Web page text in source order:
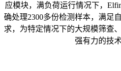
应模块，满负荷运行情况下，
确处理2300多份检测样本，满足
求，为特定情况下的大规模筛查
强有力的技术